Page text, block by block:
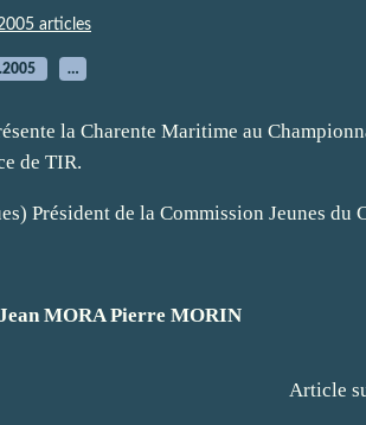
articles
…
la Charente Maritime au
de TIR.
Président de la Commission Jeunes du
MORA Pierre MORIN
Article